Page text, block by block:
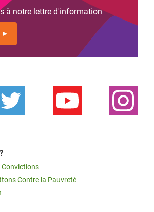
à notre lettre d'information
Convictions
Contre la Pauvreté